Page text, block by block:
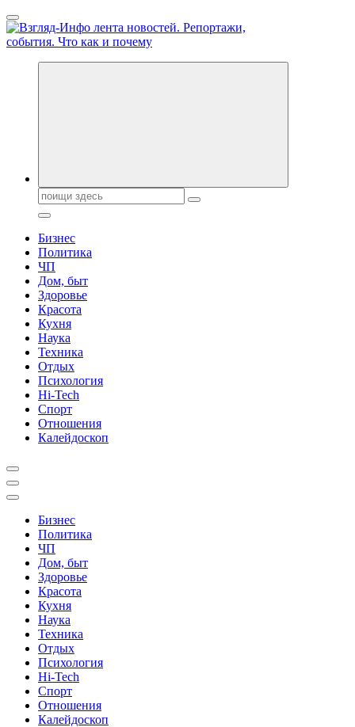
Перейти
к
содержанию
Обо всем и обо всех, что зачем и почему. Новости политики,
Поиск:
Бизнес
Политика
ЧП
Дом, быт
Здоровье
Красота
Кухня
Наука
Техника
Отдых
Психология
Hi-Tech
Спорт
Отношения
Калейдоскоп
Бизнес
Политика
ЧП
Дом, быт
Здоровье
Красота
Кухня
Наука
Техника
Отдых
Психология
Hi-Tech
Спорт
Отношения
Калейдоскоп